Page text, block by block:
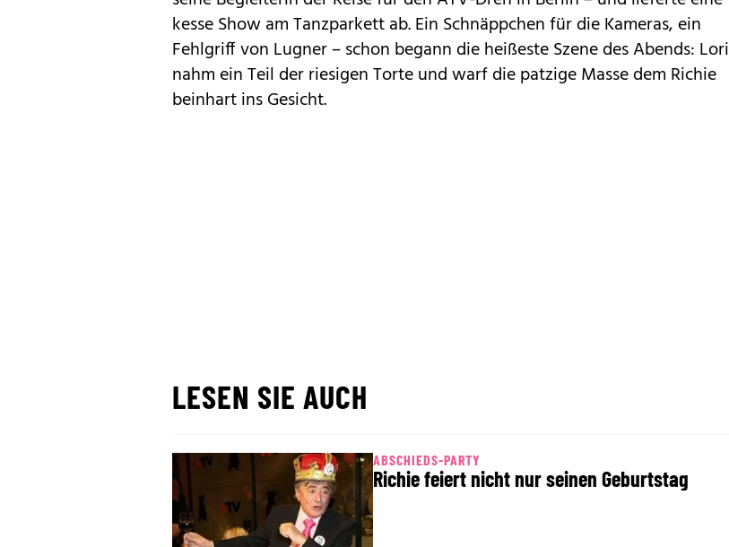
kesse Show am Tanzparkett ab. Ein Schnäppchen für die Kameras, ein
Fehlgriff von Lugner – schon begann die heißeste Szene des Abends: Lori
nahm ein Teil der riesigen Torte und warf die patzige Masse dem Richie
beinhart ins Gesicht.
LESEN SIE AUCH
ABSCHIEDS-PARTY
Richie feiert nicht nur seinen Geburtstag